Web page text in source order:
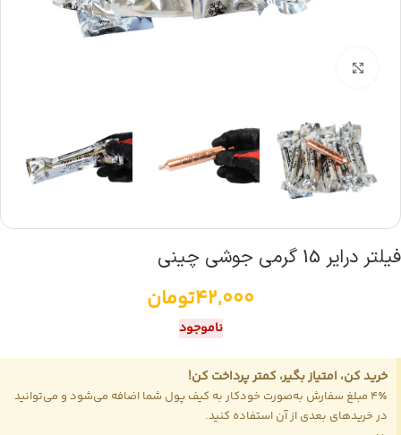
فیلتر درایر 15 گرمی جوشی چینی
42,000تومان
ناموجود
خرید کن، امتیاز بگیر، کمتر پرداخت کن!
4٪ مبلغ سفارش به‌صورت خودکار به کیف پول شما اضافه می‌شود و می‌توانید
در خریدهای بعدی از آن استفاده کنید.